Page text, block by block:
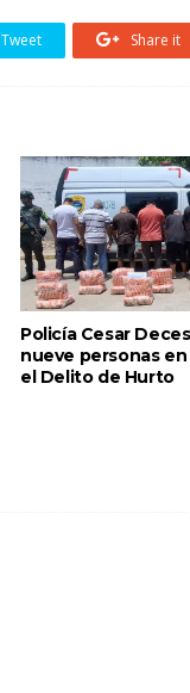
Tweet Share it
Policía Cesar
nueve personas
el Delito de Hurto